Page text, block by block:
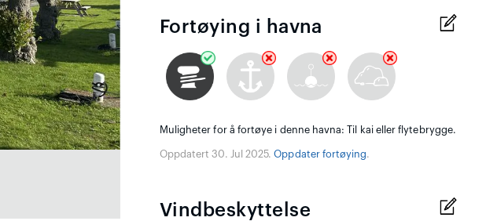
Fortøying i havna
Muligheter for å fortøye i denne havna: Til kai eller flytebrygge.
Oppdatert 30. Jul 2025.Oppdater fortøying.
Vindbeskyttelse